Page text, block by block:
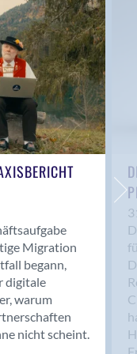
Migration
begann,
digitale
warum
nicht scheint.